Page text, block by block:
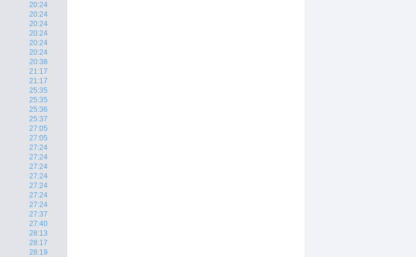
20:24
20:24
20:24
20:24
20:24
20:24
20:38
21:17
21:17
25:35
25:35
25:36
25:37
27:05
27:05
27:24
27:24
27:24
27:24
27:24
27:24
27:24
27:37
27:40
28:13
28:17
28:19